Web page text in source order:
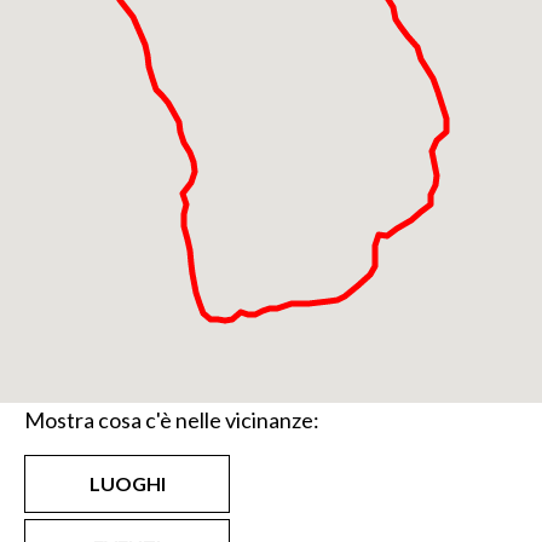
Tolte le pelli ci si lascia scivolare in direzione est, fin
dove possibile, sui dolci pendii dell’altopiano di
Lemme. Ripelliamo gli sci e, nella medesima
direzione, puntiamo al passo della Scala (2.300 m),
una sella situata tra la cima omonima e quella di
Lemma (2.348 m). Da qui, anche con gli sci ai piedi, in
pochi minuti è possibile toccare la vetta dalla cresta
ovest. Giunti al passo ricominciamo a sciare
ritrovandoci, prima guardando a nord e a mano a
mano spostandoci a est, tra i 100 e i 200 metri sotto
ora di nuovo a nord per una bella sciata, incontriamo
una valletta sulla sinistra e poi di nuovo verso nord
continuiamo piacevolmente ad abbassarci arrivando
a passare nella zona dei rifugi Beniamino e Pirata. Ci
fermiamo in contrada Pila dove avevamo lasciato
Mostra cosa c'è nelle vicinanze:
LUOGHI